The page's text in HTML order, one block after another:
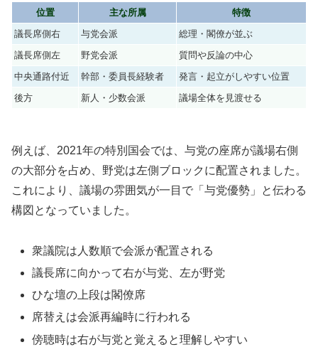
位置 主な所属
特徴
議長席側右
与党会派
総理・閣僚が並ぶ
議長席側左
野党会派
質問や反論の中心
中央通路付近
幹部・委員長経験者
発言・起立がしやすい位置
後方
新人・少数会派 議場全体を見渡せる
例えば、2021年の特別国会では、与党の座席が議場右側
の大部分を占め、野党は左側ブロックに配置されました。
これにより、議場の雰囲気が一目で「与党優勢」と伝わる
構図となっていました。
衆議院は人数順で会派が配置される
議長席に向かって右が与党、左が野党
ひな壇の上段は閣僚席
席替えは会派再編時に行われる
傍聴時は右が与党と覚えると理解しやすい